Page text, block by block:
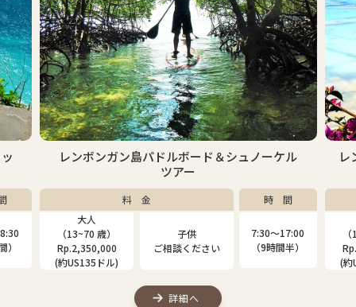
）
レンボンガン島パドルボード＆シュノーケル
ツアー
料 金
大人
（13~70 歳）
Rp.2,350,000
(約US135ドル)
子供
ご相談ください
時 間
7:30〜17:00
（9時間半）
詳細へ
レ
(約